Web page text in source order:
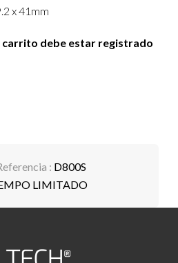
x 41mm
carrito debe estar registrado
: D800S
LIMITADO